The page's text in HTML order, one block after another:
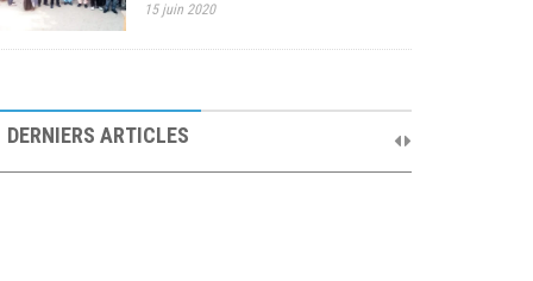
15 juin 2020
DERNIERS ARTICLES
19 septembre 2025